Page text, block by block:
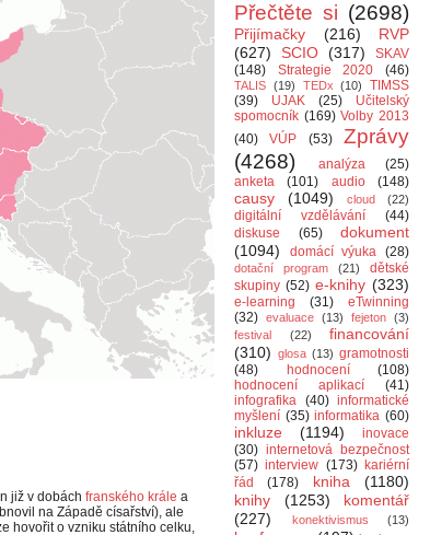
již v dobách franského krále a
na Západě císařství), ale
hovořit o vzniku státního celku,
Přečtěte si (2698)
Přijímačky (216)
RVP
(627)
SCIO (317)
SKAV
(148)
Strategie 2020 (46)
TALIS (19) TEDx (10)
TIMSS
(39)
UJAK (25)
Učitelský
spomocník (169) Volby 2013
(40)
VÚP (53)
Zprávy
(4268)
analýza
(25)
anketa
(101) audio (148)
causy (1049) cloud (22)
digitální vzdělávání
(44)
diskuse
(65)
dokument
(1094)
domácí výuka (28)
dotační program (21)
dětské
skupiny (52) e-knihy (323)
e-learning (31)
eTwinning
(32) evaluace (13) fejeton (3)
festival
(22)
financování
(310) glosa (13) gramotnosti
(48)
hodnocení
(108)
hodnocení aplikací
(41)
infografika (40) informatické
myšlení (35) informatika (60)
inkluze (1194)
inovace
(30) internetová bezpečnost
(57) interview (173) kariérní
řád
(178) kniha
(1180)
knihy
(1253)
komentář
(227)
konektivismus (13)